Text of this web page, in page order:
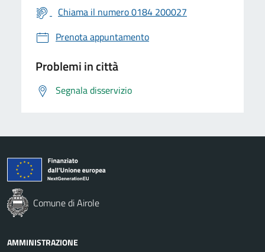
Chiama il numero 0184 200027
Prenota appuntamento
Problemi in città
Segnala disservizio
Comune di Airole
AMMINISTRAZIONE